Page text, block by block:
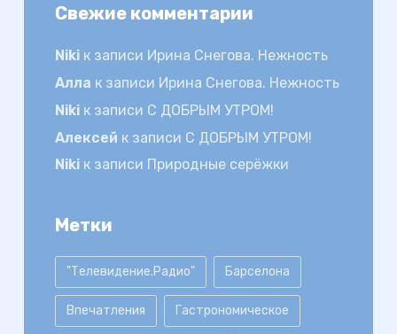
Свежие комментарии
Nikiк записи Ирина Снегова. Нежность
Алла к записи Ирина Снегова. Нежность
Nikiк записи С ДОБРЫМ УТРОМ!
Алексей к записи С ДОБРЫМ УТРОМ!
Nikiк записи Природные серёжки
Метки
"Телевидение.Радио" Барселона
Впечатления Гастрономическое